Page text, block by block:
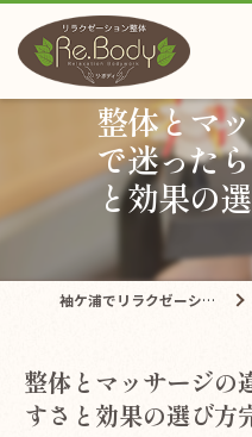
整体とマ
で迷った
と効果の
袖ケ浦でリラクゼーションならリラクゼーション整体Re.Body
整体とマッサージの
すさと効果の選び方